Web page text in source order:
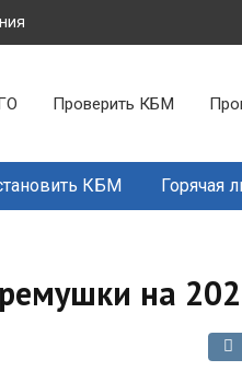
Проверить КБМ
КБМ Горячая
на